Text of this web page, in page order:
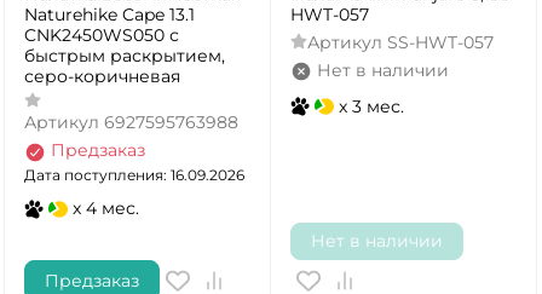
Naturehike Cape 13.1
CNK2450WS050 с
быстрым раскрытием,
серо-коричневая
Артикул 6927595763988
Предзаказ
Дата поступления: 16.09.2026
x 4 мес.
Предзаказ
HWT-057
Артикул SS-HWT-057
Нет в наличии
x 3 мес.
Нет в наличии